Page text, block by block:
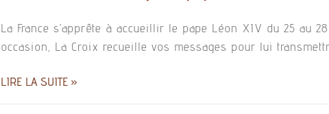
La France s’apprête à accueillir le pape Léon XIV du 25 au
occasion, La Croix recueille vos messages pour lui
LIRE LA SUITE »